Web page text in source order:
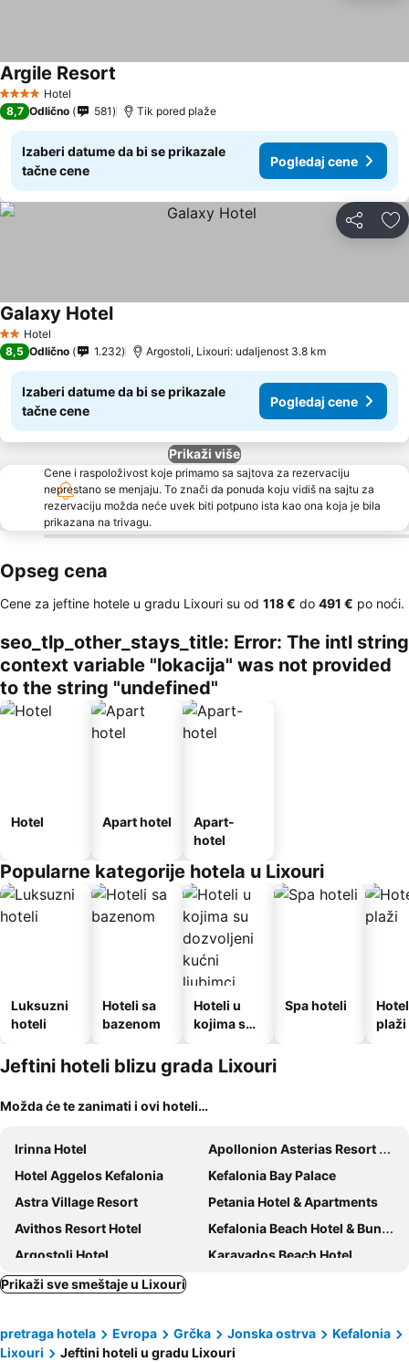
4 ZvezdiceHotel
Argile Resort
8,7 Odlično 581 Tik pored plaže
Izaberi datume da bi se prikazale
tačne cene
Pogledaj cene
Deli
2 Zvezdice
Hotel
Galaxy Hotel
8,5 Odlično 1.232 Argostoli, Lixouri: udaljenost 3.8 km
Izaberi datume da bi se prikazale
tačne cene
Pogledaj cene
Prikaži više
Cene i raspoloživost koje primamo sa sajtova za rezervaciju
neprestano se menjaju. To znači da ponuda koju vidiš na sajtu za
rezervaciju možda neće uvek biti potpuno ista kao ona koja je bila
prikazana na trivagu.
Opseg cena
Cene za jeftine hotele u gradu Lixouri su od ‎118 € do ‎491 € po noći.
seo_tlp_other_stays_title: Error: The intl string
context variable "lokacija" was not provided
to the string "undefined"
Hotel Apart hotel
Apart-
hotel
Popularne kategorije hotela u Lixouri
Luksuzni
hoteli
Hoteli sa
bazenom
Hoteli u
kojima su
kućni
ljubimci
Spa hoteli
plaži
Jeftini hoteli blizu grada Lixouri
Možda će te zanimati i ovi hoteli…
Irinna Hotel
Apollonion Asterias Resort & Spa
Hotel Aggelos Kefalonia
Kefalonia Bay Palace
Astra Village Resort
Petania Hotel & Apartments
Avithos Resort Hotel
Kefalonia Beach Hotel & Bungalows
Argostoli Hotel
Karavados Beach Hotel
Villa Elena
Fiore di Mare Studios
Pythos Studios
Prikaži sve smeštaje u Lixouri
pretraga hotela Evropa Grčka Jonska ostrva
Kefalonia
Lixouri
Jeftini hoteli u gradu Lixouri